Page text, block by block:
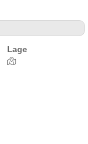
Lage